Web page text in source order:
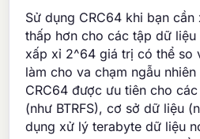
Sử dụng CRC64 khi bạn cần
thấp hơn cho các tập dữ
xấp xỉ 2^64 giá trị có thể so
làm cho va chạm ngẫu
CRC64 được ưu tiên cho
(như BTRFS), cơ sở dữ liệu
dụng xử lý terabyte dữ liệu